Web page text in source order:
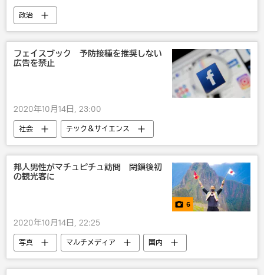
政治
フェイスブック 予防接種を推奨しない
広告を禁止
2020年10月14日, 23:00
社会 テック＆サイエンス
邦人男性がマチュピチュ訪問 閉鎖後初
の観光客に
6
2020年10月14日, 22:25
写真 マルチメディア
国内
ペルー
観光